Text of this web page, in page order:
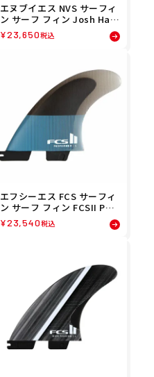
エヌブイエス NVS サーフィ
ン サーフ フィン Josh Hall
Quad Fin (Single Tab) 05
243001
¥23,650税込
エフシーエス FCS サーフィ
ン サーフ フィン FCSII PER
FOEMER PC TRA/BLU QUA
D M FPER-PC06-MD-QSR
¥23,540税込